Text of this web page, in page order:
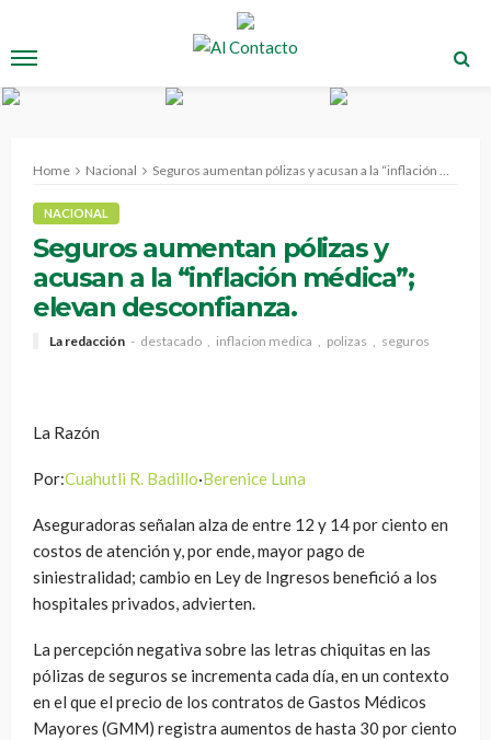
Home Nacional Seguros aumentan pólizas y acusan a la “inflación médica”; elevan desconfianza.
NACIONAL
Seguros aumentan pólizas y
acusan a la “inflación médica”;
elevan desconfianza.
La redacción destacado inflacion medica polizas seguros
La Razón
Por:Cuahutli R. Badillo·Berenice Luna
Aseguradoras señalan alza de entre 12 y 14 por ciento en
costos de atención y, por ende, mayor pago de
siniestralidad; cambio en Ley de Ingresos benefició a los
hospitales privados, advierten.
La percepción negativa sobre las letras chiquitas en las
pólizas de seguros se incrementa cada día, en un contexto
en el que el precio de los contratos de Gastos Médicos
Mayores (GMM) registra aumentos de hasta 30 por ciento